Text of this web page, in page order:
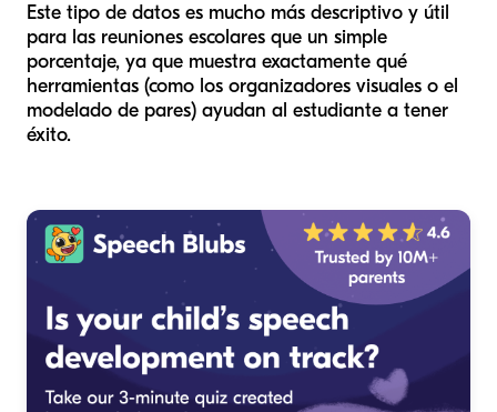
Este tipo de datos es mucho más descriptivo y útil
para las reuniones escolares que un simple
porcentaje, ya que muestra exactamente qué
herramientas (como los organizadores visuales o el
modelado de pares) ayudan al estudiante a tener
éxito.